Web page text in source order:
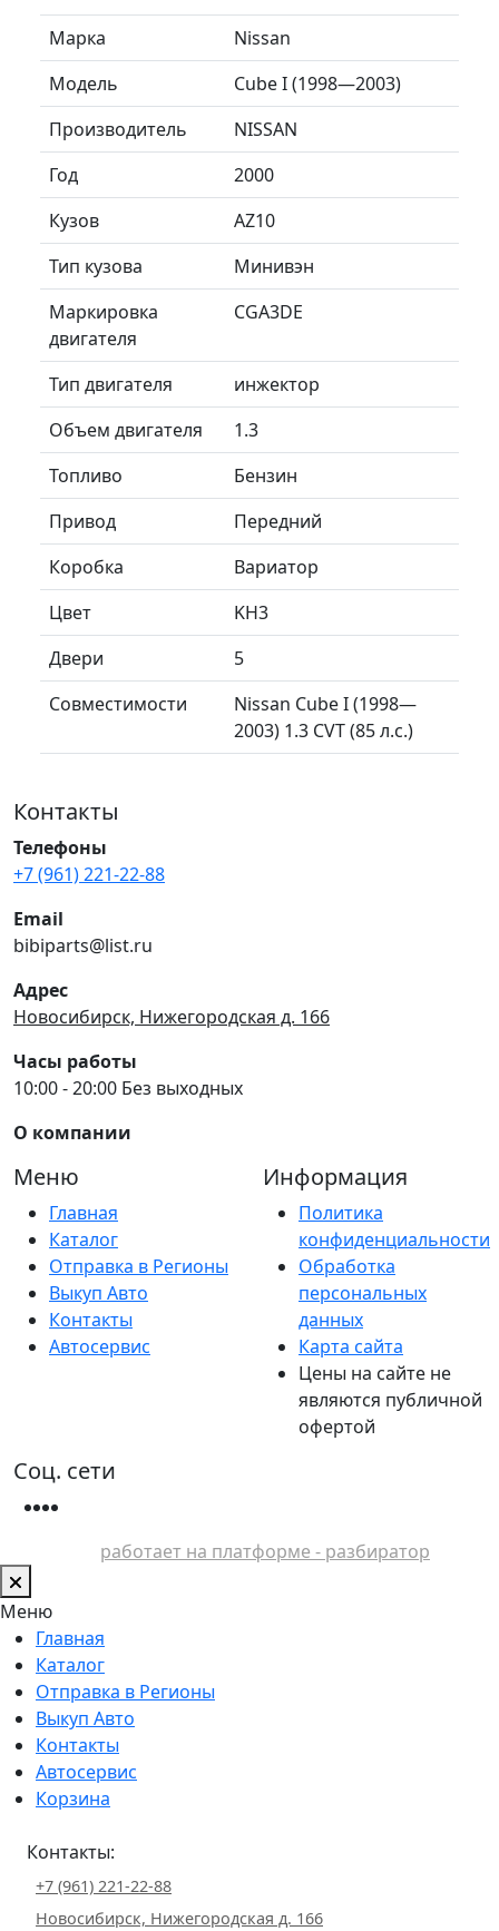
Марка
Nissan
Модель
Cube I (1998—2003)
Производитель
NISSAN
Год
2000
Кузов
AZ10
Тип кузова
Минивэн
Маркировка
двигателя
CGA3DE
Тип двигателя
инжектор
Объем двигателя
1.3
Топливо
Бензин
Привод
Передний
Коробка
Вариатор
Цвет
KH3
Двери
5
Совместимости
Nissan Cube I (1998—
2003) 1.3 CVT (85 л.с.)
Контакты
Телефоны
+7 (961) 221-22-88
Email
bibiparts@list.ru
Адрес
Новосибирск, Нижегородская д. 166
Часы работы
10:00 - 20:00 Без выходных
О компании
Меню
Главная
Каталог
Отправка в Регионы
Выкуп Авто
Контакты
Автосервис
Информация
Политика
конфиденциальности
Обработка
персональных
данных
Карта сайта
Цены на сайте не
являются публичной
офертой
Соц. сети
работает на платформе - разбиратор
Меню
Главная
Каталог
Отправка в Регионы
Выкуп Авто
Контакты
Автосервис
Корзина
Контакты:
+7 (961) 221-22-88
Новосибирск, Нижегородская д. 166